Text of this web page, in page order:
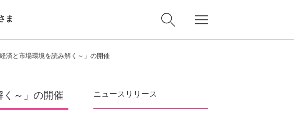
ま
済と市場環境を読み解く～」の開催
く～」の開催 ニュースリリース